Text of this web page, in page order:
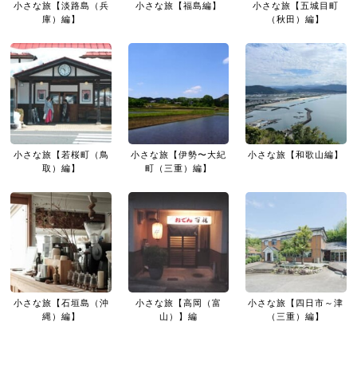
小さな旅【淡路島（兵
庫）編】
小さな旅【福島編】
小さな旅【五城目町
（秋田）編】
小さな旅【若桜町（鳥
取）編】
小さな旅【伊勢〜大紀
町（三重）編】
小さな旅【和歌山編】
小さな旅【石垣島（沖
縄）編】
小さな旅【高岡（富
山）】編
小さな旅【四日市～津
（三重）編】